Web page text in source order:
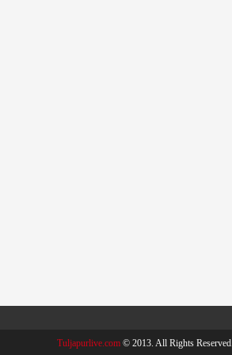
Tuljapurlive.com © 2013. All Rights Reserved.